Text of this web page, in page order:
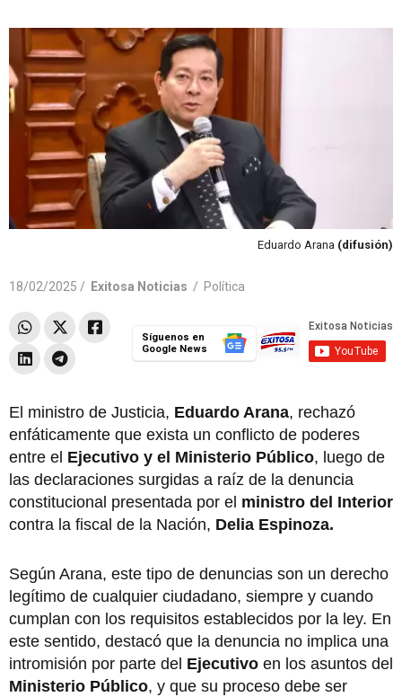
Eduardo Arana (difusión)
18/02/2025 / Exitosa Noticias / Política
Síguenos en
Google News
El ministro de Justicia, Eduardo Arana, rechazó
enfáticamente que exista un conflicto de poderes
entre el Ejecutivo y el Ministerio Público, luego de
las declaraciones surgidas a raíz de la denuncia
constitucional presentada por el ministro del Interior
contra la fiscal de la Nación, Delia Espinoza.
Según Arana, este tipo de denuncias son un derecho
legítimo de cualquier ciudadano, siempre y cuando
cumplan con los requisitos establecidos por la ley. En
este sentido, destacó que la denuncia no implica una
intromisión por parte del Ejecutivo en los asuntos del
Ministerio Público, y que su proceso debe ser